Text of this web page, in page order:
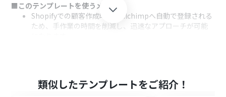
■このテンプレートを使うメリット
Shopifyでの顧客作成時にMailchimpへ自動で登録される
ため、手作業の時間を削減し、迅速なアプローチが可能
■フローボットの流れ
類似したテンプレートをご紹介！